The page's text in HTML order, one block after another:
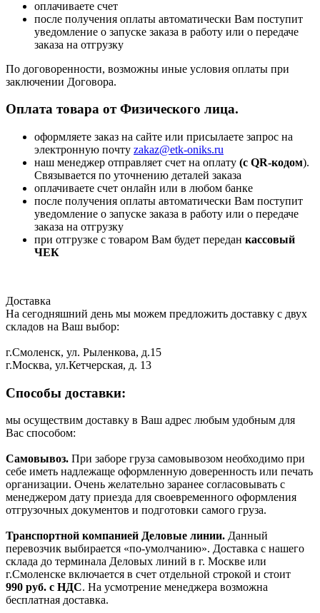
оплачиваете счет
после получения оплаты автоматически Вам поступит
уведомление о запуске заказа в работу или о передаче
заказа на отгрузку
По договоренности, возможны иные условия оплаты при
заключении Договора.
Оплата товара от Физического лица.
оформляете заказ на сайте или присылаете запрос на
электронную почту zakaz@etk-oniks.ru
наш менеджер отправляет счет на оплату (с QR-кодом).
Связывается по уточнению деталей заказа
оплачиваете счет онлайн или в любом банке
после получения оплаты автоматически Вам поступит
уведомление о запуске заказа в работу или о передаче
заказа на отгрузку
при отгрузке с товаром Вам будет передан кассовый
ЧЕК
Доставка
На сегодняшний день мы можем предложить доставку с двух
складов на Ваш выбор:
г.Смоленск, ул. Рыленкова, д.15
г.Москва, ул.Кетчерская, д. 13
Способы доставки:
мы осуществим доставку в Ваш адрес любым удобным для
Вас способом:
Самовывоз. При заборе груза самовывозом необходимо при
себе иметь надлежаще оформленную доверенность или печать
организации. Очень желательно заранее согласовывать с
менеджером дату приезда для своевременного оформления
отгрузочных документов и подготовки самого груза.
Транспортной компанией Деловые линии. Данный
перевозчик выбирается «по-умолчанию». Доставка с нашего
склада до терминала Деловых линий в г. Москве или
г.Смоленске включается в счет отдельной строкой и стоит
990 руб. с НДС. На усмотрение менеджера возможна
бесплатная доставка.